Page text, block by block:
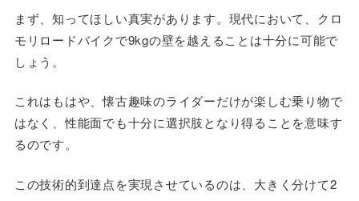
まず、知ってほしい真実があります。現代において、クロ
モリロードバイクで9kgの壁を越えることは十分に可能で
しょう。
これはもはや、懐古趣味のライダーだけが楽しむ乗り物で
はなく、性能面でも十分に選択肢となり得ることを意味す
るのです。
この技術的到達点を実現させているのは、大きく分けて2